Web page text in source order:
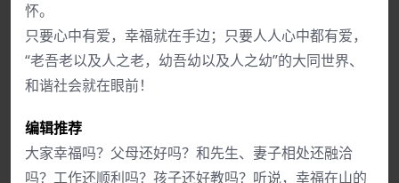
怀。
只要心中有爱，幸福就在手边；只要人人心中都有爱，
“老吾老以及人之老，幼吾幼以及人之幼”的大同世界、
和谐社会就在眼前！
编辑推荐
大家幸福吗？父母还好吗？和先生、妻子相处还融洽
吗？工作还顺利吗？孩子还好教吗？听说，幸福在山的